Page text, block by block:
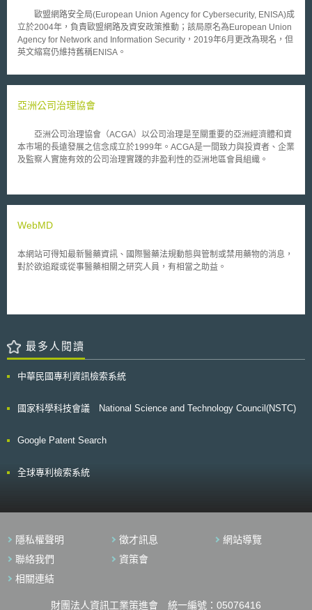
歐盟網路安全局(European Union Agency for Cybersecurity, ENISA)成
立於2004年，負責歐盟網路及資安政策推動；該局原名為European Union
Agency for Network and Information Security，2019年6月更改為現名，但
英文縮寫仍維持舊稱ENISA。
亞洲公司治理協會
亞洲公司治理協會（ACGA）以公司治理是至關重要的亞洲經濟體和資
本市場的長遠發展之信念成立於1999年。ACGA是一間致力與投資者、企業
及監察人實施有效的公司治理實踐的非盈利性的亞洲地區會員組織。
WebMD
本網站可得知最新醫藥資訊、國際醫藥法規動態與管制或禁用藥物的消息，
對於欲追蹤或從事醫藥相關之研究人員，有相當之助益。
最多人閱讀
中華民國專利資訊檢索系統
國家科學科技會議 National Science and Technology Council(NSTC)
Google Patent Search
全球專利檢索系統
隱私權聲明 徵才訊息
網站導覽
聯絡我們
資策會
相關連結
財團法人資訊工業策進會 統一編號：05076416